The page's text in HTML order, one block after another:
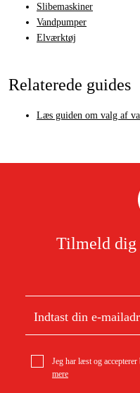
Slibemaskiner
Vandpumper
Elværktøj
Relaterede guides
Læs guiden om valg af
Tilmeld dig
Jeg har læst og
mere